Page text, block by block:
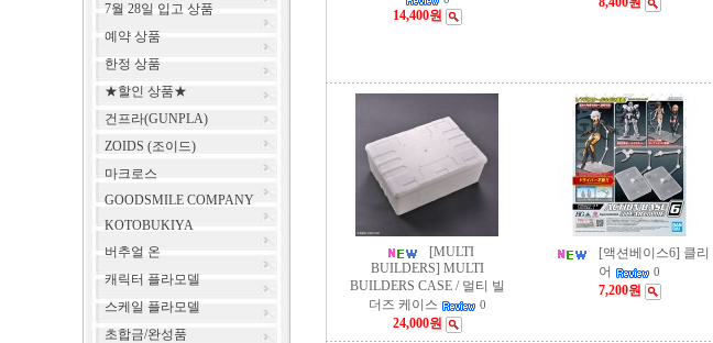
7월 28일 입고 상품
예약 상품
한정 상품
★할인 상품★
건프라(GUNPLA)
ZOIDS (조이드)
마크로스
GOODSMILE COMPANY
KOTOBUKIYA
버추얼 온
캐릭터 플라모델
스케일 플라모델
초합금/완성품
14,400원
[MULTI
BUILDERS] MULTI
BUILDERS CASE / 멀티 빌
더즈 케이스
0
24,000원
[액션베이스6] 클리
어
0
7,200원